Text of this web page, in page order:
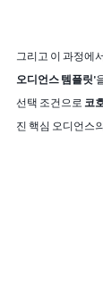
그리고 이 과정에
오디언스 템플릿'
선택 조건으로 코
진 핵심 오디언스